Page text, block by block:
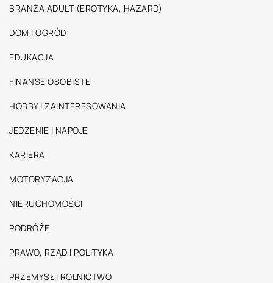
BRANŻA ADULT (EROTYKA, HAZARD)
DOM I OGRÓD
EDUKACJA
FINANSE OSOBISTE
HOBBY I ZAINTERESOWANIA
JEDZENIE I NAPOJE
KARIERA
MOTORYZACJA
NIERUCHOMOŚCI
PODRÓŻE
PRAWO, RZĄD I POLITYKA
PRZEMYSŁ I ROLNICTWO